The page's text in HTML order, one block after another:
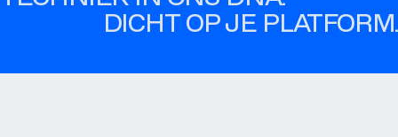
DICHT OP JE PLATFORM.